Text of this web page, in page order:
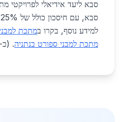
סבא ליעד אידיאלי לפרויקטי
למידע נוסף, בקרו במתכת
מתכת למבני ספורט בנתניה. (כ-850 מילים)